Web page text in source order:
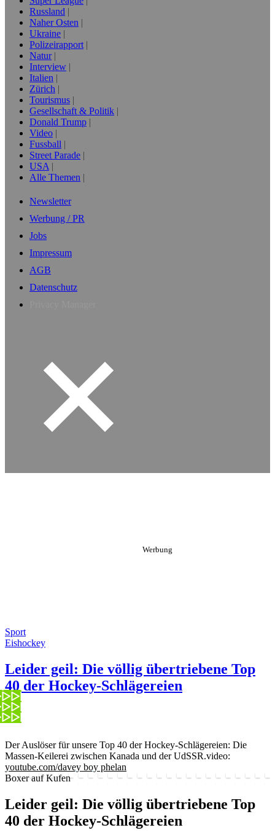
Russland
Naher Osten
Ukraine
Polizeirapport
Natur
Interview
Italien
Zürich
Tourismus
Gesellschaft & Politik
Donald Trump
Video
Fussball
Street Parade
USA
Alle Themen
Newsletter
Werbung / PR
Jobs
Impressum
AGB
Datenschutz
Sport
Eishockey
Leider geil: Die völlig übertriebene Top
40 der Hockey-Schlägereien
Der Auslöser für unsere Top 40 der Hockey-Schlägereien: Die
Massen-Keilerei zwischen Kanada und der UdSSR.video:
youtube.com/davey boy phelan
Boxer auf Kufen
Leider geil: Die völlig übertriebene Top
40 der Hockey-Schlägereien